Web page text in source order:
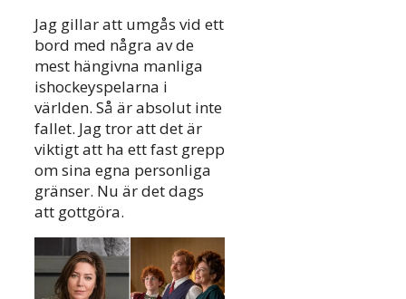
Jag gillar att umgås vid ett
bord med några av de
mest hängivna manliga
ishockeyspelarna i
världen. Så är absolut inte
fallet. Jag tror att det är
viktigt att ha ett fast grepp
om sina egna personliga
gränser. Nu är det dags
att gottgöra.